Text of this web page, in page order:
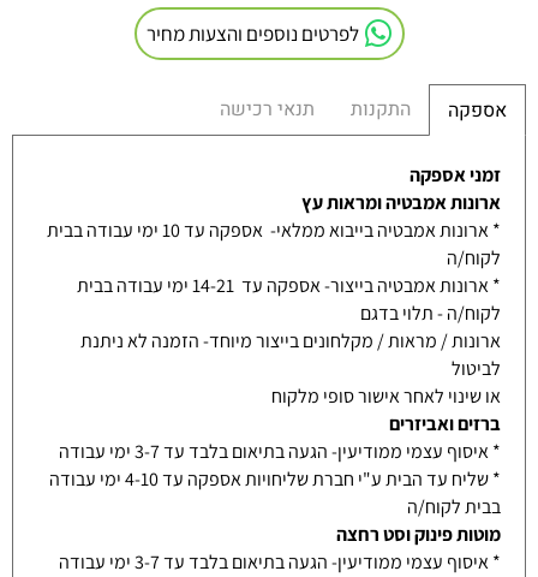
לפרטים נוספים והצעות מחיר
אספקה התקנות תנאי רכישה
זמני אספקה
ארונות אמבטיה ומראות עץ
* ארונות אמבטיה בייבוא ממלאי- אספקה עד 10 ימי עבודה בבית
לקוח/ה
* ארונות אמבטיה בייצור- אספקה עד 14-21 ימי עבודה בבית
לקוח/ה - תלוי בדגם
ארונות / מראות / מקלחונים בייצור מיוחד- הזמנה לא ניתנת
לביטול
או שינוי לאחר אישור סופי מלקוח
ברזים ואביזרים
* איסוף עצמי ממודיעין- הגעה בתיאום בלבד עד 3-7 ימי עבודה
* שליח עד הבית ע"י חברת שליחויות אספקה עד 4-10 ימי עבודה
בבית לקוח/ה
מוטות פינוק וסט רחצה
* איסוף עצמי ממודיעין- הגעה בתיאום בלבד עד 3-7 ימי עבודה